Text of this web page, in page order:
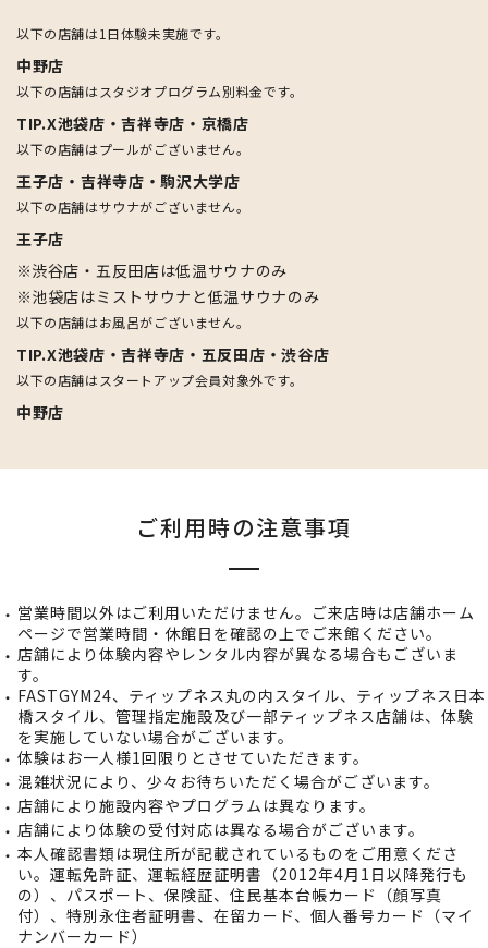
以下の店舗は1日体験未実施です。
中野店
以下の店舗はスタジオプログラム別料金です。
TIP.X池袋店・吉祥寺店・京橋店
以下の店舗はプールがございません。
王子店・吉祥寺店・駒沢大学店
以下の店舗はサウナがございません。
王子店
渋谷店・五反田店は低温サウナのみ
池袋店はミストサウナと低温サウナのみ
以下の店舗はお風呂がございません。
TIP.X池袋店・吉祥寺店・五反田店・渋谷店
以下の店舗はスタートアップ会員対象外です。
中野店
ご利用時の注意事項
営業時間以外はご利用いただけません。ご来店時は店舗ホーム
ページで営業時間・休館日を確認の上でご来館ください。
店舗により体験内容やレンタル内容が異なる場合もございま
す。
FASTGYM24、ティップネス丸の内スタイル、ティップネス日本
橋スタイル、管理指定施設及び一部ティップネス店舗は、体験
を実施していない場合がございます。
体験はお一人様1回限りとさせていただきます。
混雑状況により、少々お待ちいただく場合がございます。
店舗により施設内容やプログラムは異なります。
店舗により体験の受付対応は異なる場合がございます。
本人確認書類は現住所が記載されているものをご用意くださ
い。運転免許証、運転経歴証明書（2012年4月1日以降発行も
の）、パスポート、保険証、住民基本台帳カード（顔写真
付）、特別永住者証明書、在留カード、個人番号カード（マイ
ナンバーカード）